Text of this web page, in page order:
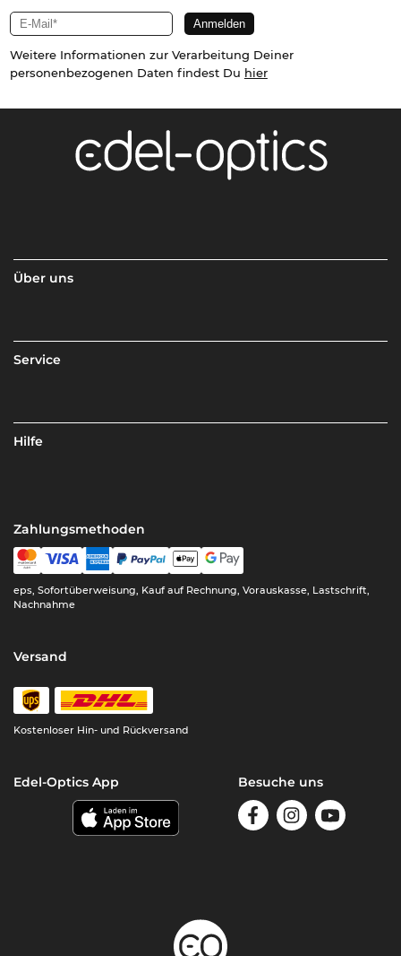
Weitere Informationen zur Verarbeitung Deiner
personenbezogenen Daten findest Du hier
Über uns
Service
Hilfe
Zahlungsmethoden
eps, Sofortüberweisung, Kauf auf Rechnung, Vorauskasse, Lastschrift,
Nachnahme
Versand
Kostenloser Hin- und Rückversand
Edel-Optics App Besuche uns